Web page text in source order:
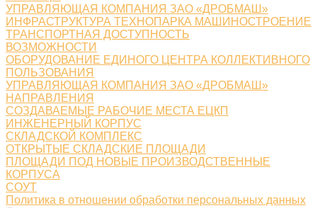
УПРАВЛЯЮЩАЯ КОМПАНИЯ ЗАО «ДРОБМАШ»
ИНФРАСТРУКТУРА ТЕХНОПАРКА МАШИНОСТРОЕНИЕ
ТРАНСПОРТНАЯ ДОСТУПНОСТЬ
ВОЗМОЖНОСТИ
ОБОРУДОВАНИЕ ЕДИНОГО ЦЕНТРА КОЛЛЕКТИВНОГО
ПОЛЬЗОВАНИЯ
УПРАВЛЯЮЩАЯ КОМПАНИЯ ЗАО «ДРОБМАШ»
НАПРАВЛЕНИЯ
СОЗДАВАЕМЫЕ РАБОЧИЕ МЕСТА ЕЦКП
ИНЖЕНЕРНЫЙ КОРПУС
СКЛАДСКОЙ КОМПЛЕКС
ОТКРЫТЫЕ СКЛАДСКИЕ ПЛОЩАДИ
ПЛОЩАДИ ПОД НОВЫЕ ПРОИЗВОДСТВЕННЫЕ
КОРПУСА
СОУТ
Политика в отношении обработки персональных данных